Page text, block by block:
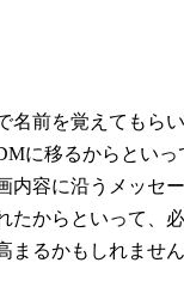
名前を覚えてもら
に移るからとい
内容に沿うメッセ
たからといって、
まるかもしれません